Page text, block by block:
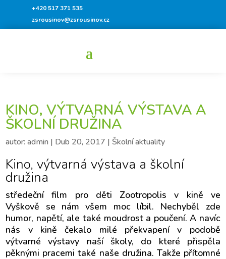
+420 517 371 535
zsrousinov@zsrousinov.cz
KINO, VÝTVARNÁ VÝSTAVA A
ŠKOLNÍ DRUŽINA
autor:admin | Dub 20, 2017 | Školní aktuality
Kino, výtvarná výstava a školní
družina
středeční film pro děti Zootropolis v kině ve
Vyškově se nám všem moc líbil. Nechyběl zde
humor, napětí, ale také moudrost a poučení. A navíc
nás v kině čekalo milé překvapení v podobě
výtvarné výstavy naší školy, do které přispěla
pěknými pracemi také naše družina. Takže přítomné